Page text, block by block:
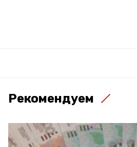
Рекомендуем